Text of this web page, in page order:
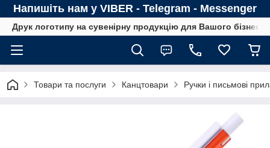
Напишіть нам у VIBER - Telegram - Messenger
Друк логотипу на сувенірну продукцію для Вашого бізнесу
Товари та послуги Канцтовари Ручки і письмові